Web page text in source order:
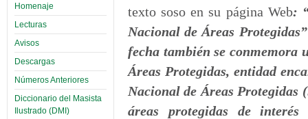
Homenaje
Lecturas
Avisos
Descargas
Números Anteriores
Diccionario del Masista
Ilustrado (DMI)
texto soso en su página Web:
Nacional de Áreas
fecha también se conmemora
Áreas Protegidas, entidad
Nacional de Áreas Protegidas
áreas protegidas de